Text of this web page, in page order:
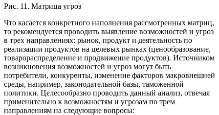
Рис. 11. Матрица угроз
Что касается конкретного наполнения рассмотренных матриц,
то рекомендуется проводить выявление возможностей и угроз
в трех направлениях: рынок, продукт и деятельность по
реализации продуктов на целевых рынках (ценообразование,
товарораспределение и продвижение продуктов). Источником
возникновения возможностей и угроз могут быть
потребители, конкуренты, изменение факторов макровнешней
среды, например, законодательной базы, таможенной
политики. Целесообразно проводить данный анализ, отвечая
применительно к возможностям и угрозам по трем
направлениям на следующие вопросы: